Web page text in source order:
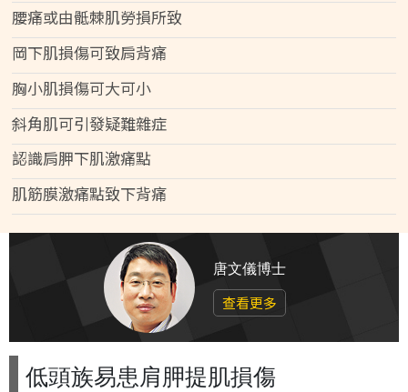
腰痛或由骶棘肌勞損所致
岡下肌損傷可致肩背痛
胸小肌損傷可大可小
斜角肌可引發疑難雜症
認識肩胛下肌激痛點
肌筋膜激痛點致下背痛
唐文儀博士
查看更多
低頭族易患肩胛提肌損傷